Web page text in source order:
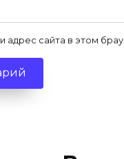
адрес сайта в этом